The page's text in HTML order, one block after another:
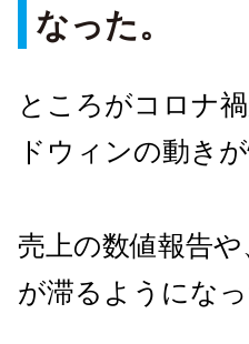
なった。
ところがコロナ
ドウィンの動き
売上の数値報告
が滞るようになっ